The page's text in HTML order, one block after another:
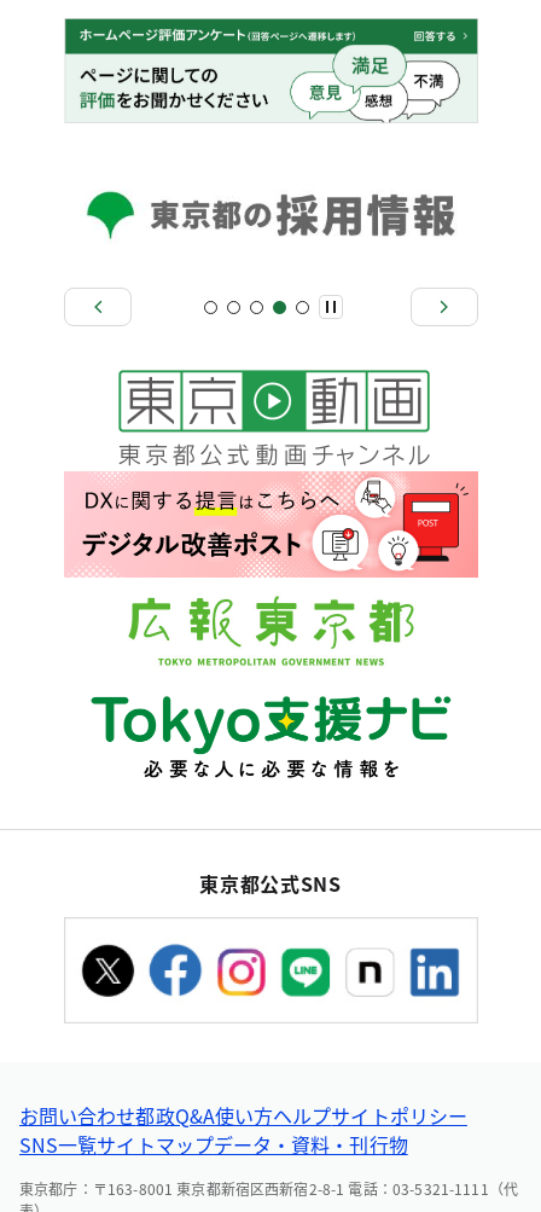
東京都公式SNS
お問い合わせ都政Q&A使い方ヘルプサイトポリシー
SNS一覧サイトマップデータ・資料・刊行物
東京都庁：〒163-8001 東京都新宿区西新宿2-8-1 電話：03-5321-1111（代